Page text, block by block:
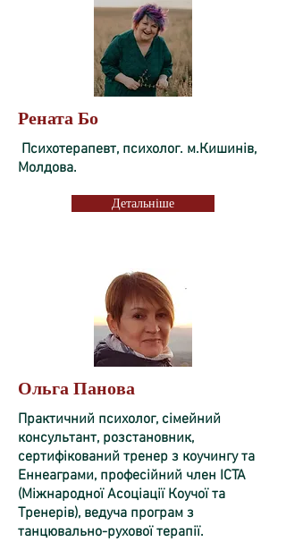
Рената Бо
Психотерапевт, психолог. м.Кишинів,
Молдова.
Детальніше
Ольга Панова
Практичний психолог, сімейний
консультант, розстановник,
сертифікований тренер з коучингу та
Еннеаграми, професійний член ICTA
(Міжнародної Асоціації Коучої та
Тренерів), ведуча програм з
танцювально-рухової терапії.